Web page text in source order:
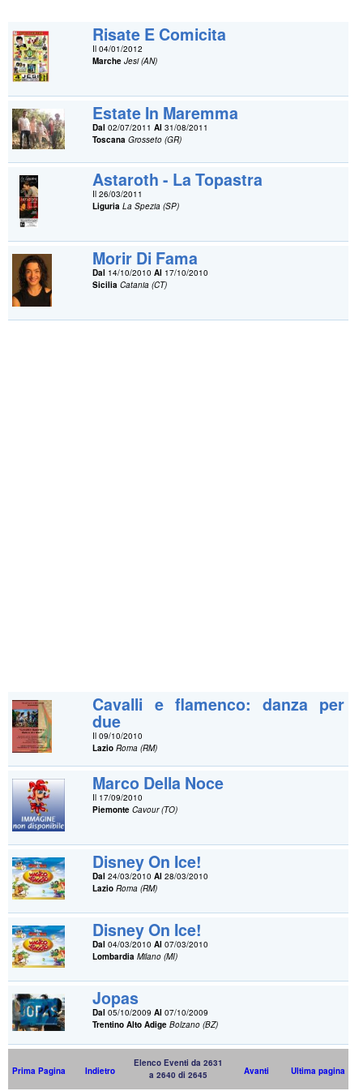
Risate E Comicita
Il 04/01/2012
Marche Jesi (AN)
Estate In Maremma
Dal 02/07/2011Al 31/08/2011
Toscana Grosseto (GR)
Astaroth - La Topastra
Il 26/03/2011
Liguria La Spezia (SP)
Morir Di Fama
Dal 14/10/2010Al 17/10/2010
Sicilia Catania (CT)
Cavalli e flamenco: danza per
due
Il 09/10/2010
Lazio Roma (RM)
Marco Della Noce
Il 17/09/2010
Piemonte Cavour (TO)
Disney On Ice!
Dal 24/03/2010Al 28/03/2010
Lazio Roma (RM)
Disney On Ice!
Dal 04/03/2010Al 07/03/2010
Lombardia Milano (MI)
Jopas
Dal 05/10/2009Al 07/10/2009
Trentino Alto Adige Bolzano (BZ)
Prima Pagina Indietro
Elenco Eventi da 2631
a 2640 di 2645
Avanti Ultima pagina